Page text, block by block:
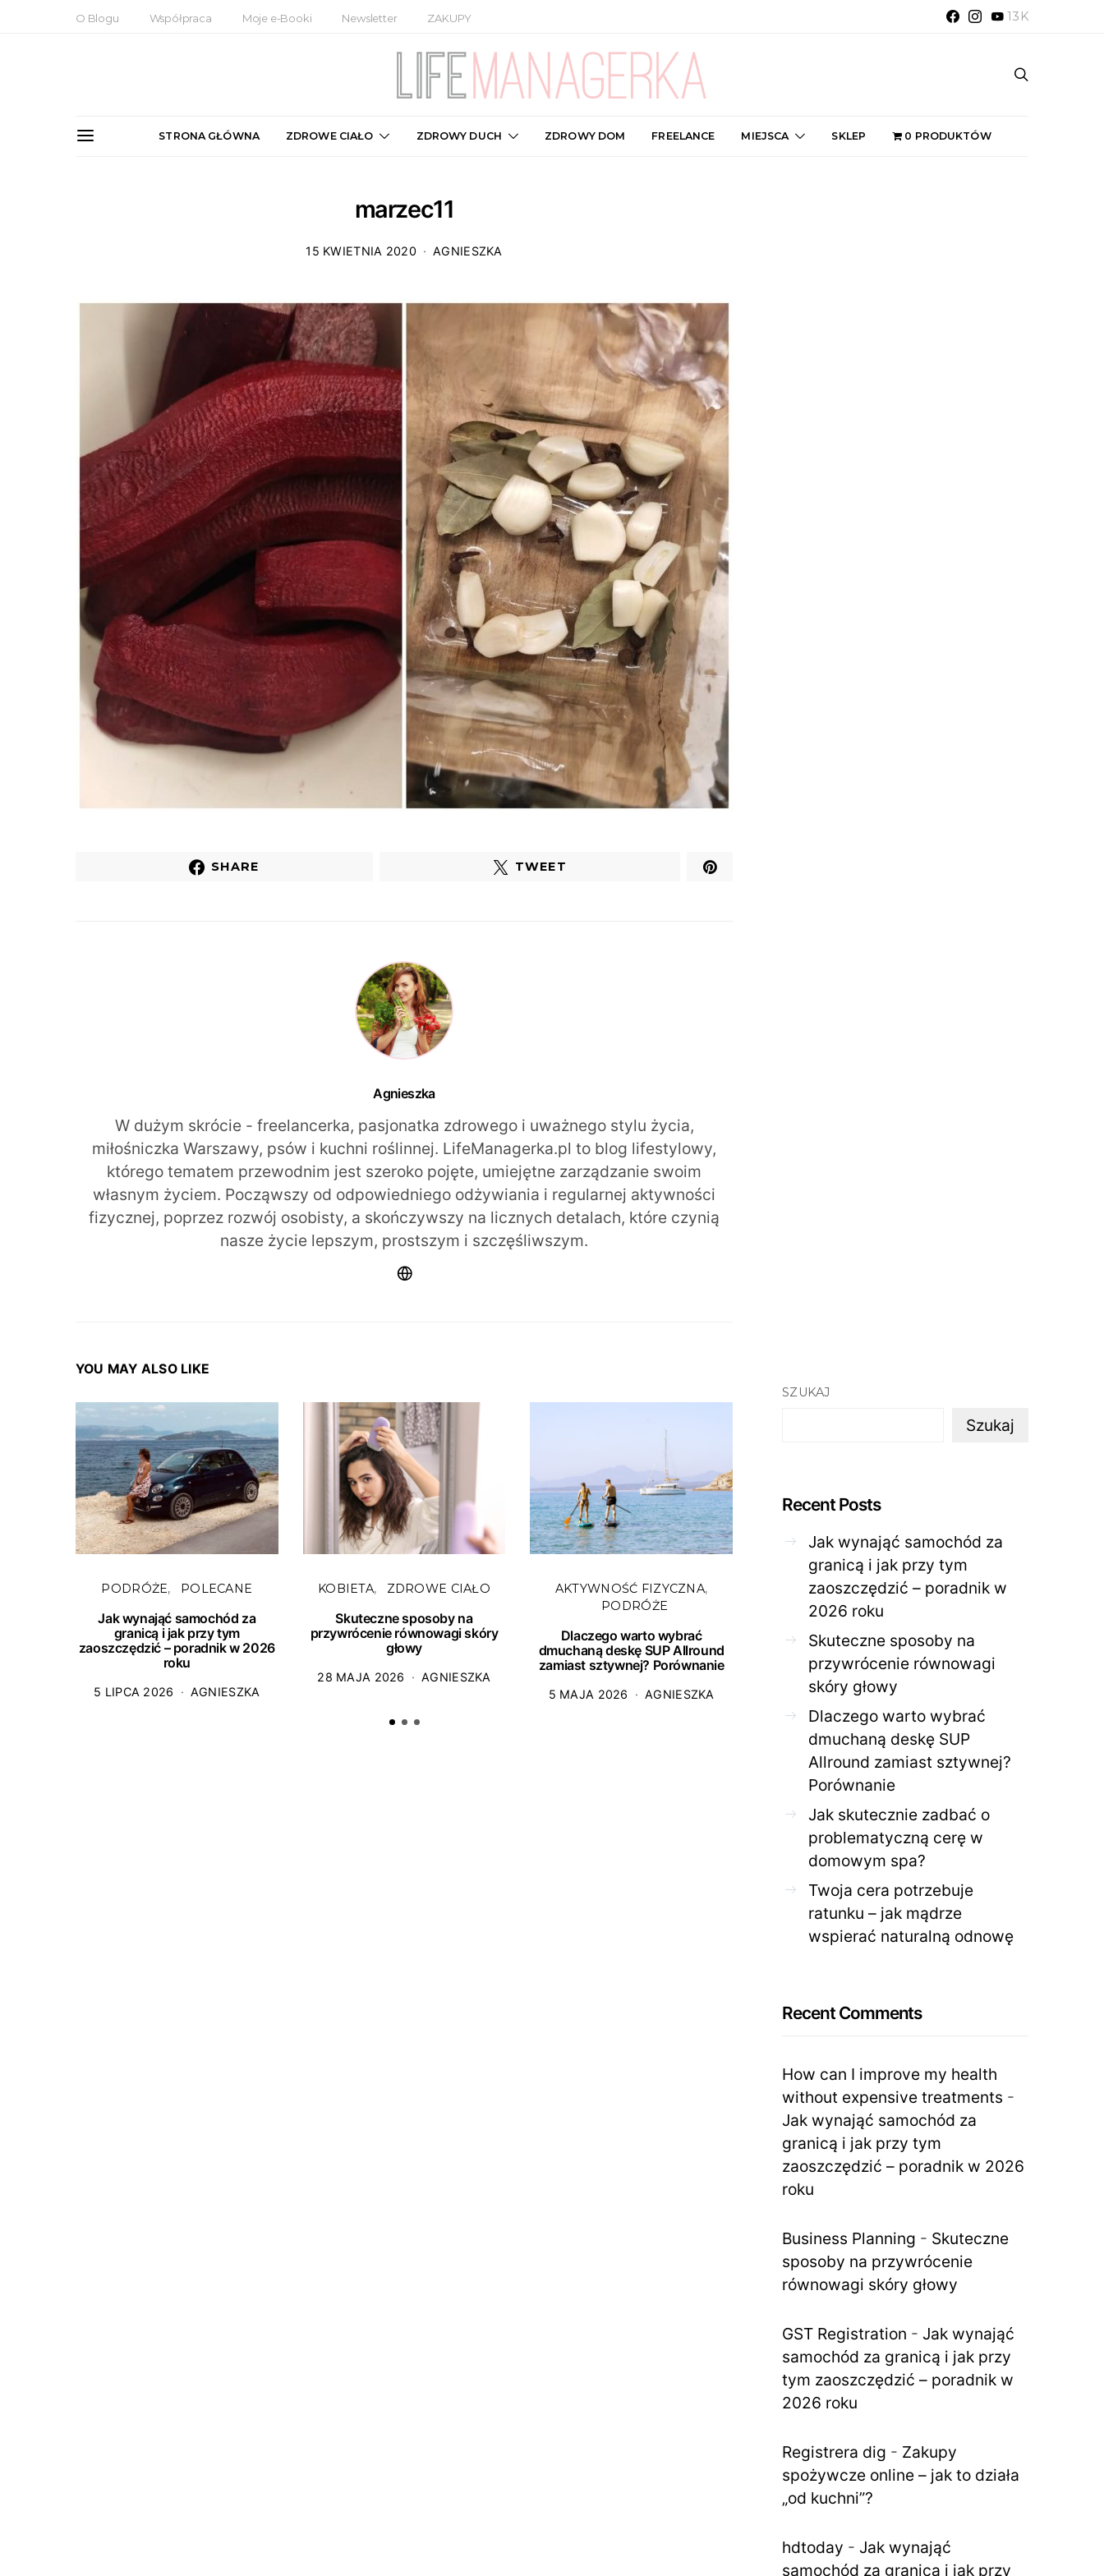
O Blogu Współpraca Moje e-Booki Newsletter ZAKUPY 13K
STRONA GŁÓWNA ZDROWE CIAŁO ZDROWY DUCH ZDROWY DOM FREELANCE MIEJSCA SKLEP 0 PRODUKTÓW
marzec11
15 KWIETNIA 2020 AGNIESZKA
SHARE TWEET
Agnieszka
W dużym skrócie - freelancerka, pasjonatka zdrowego i uważnego stylu życia,
miłośniczka Warszawy, psów i kuchni roślinnej. LifeManagerka.pl to blog lifestylowy,
którego tematem przewodnim jest szeroko pojęte, umiejętne zarządzanie swoim
własnym życiem. Począwszy od odpowiedniego odżywiania i regularnej aktywności
fizycznej, poprzez rozwój osobisty, a skończywszy na licznych detalach, które czynią
nasze życie lepszym, prostszym i szczęśliwszym.
YOU MAY ALSO LIKE
PODRÓŻE POLECANE
Jak wynająć samochód za
granicą i jak przy tym
zaoszczędzić – poradnik w 2026
roku
5 LIPCA 2026 AGNIESZKA
KOBIETA ZDROWE CIAŁO
Skuteczne sposoby na
przywrócenie równowagi skóry
głowy
28 MAJA 2026 AGNIESZKA
AKTYWNOŚĆ FIZYCZNA
PODRÓŻE
Dlaczego warto wybrać
dmuchaną deskę SUP Allround
zamiast sztywnej? Porównanie
5 MAJA 2026 AGNIESZKA
ZDROWE CIAŁO
Jak skutecznie zadbać o
problematyczną cerę w
domowym spa?
28 KWIETNIA 2026 27 KWIETNIA 2026
SZUKAJ
Szukaj
Recent Posts
Jak wynająć samochód za
granicą i jak przy tym
zaoszczędzić – poradnik w
2026 roku
Skuteczne sposoby na
przywrócenie równowagi
skóry głowy
Dlaczego warto wybrać
dmuchaną deskę SUP
Allround zamiast sztywnej?
Porównanie
Jak skutecznie zadbać o
problematyczną cerę w
domowym spa?
Twoja cera potrzebuje
ratunku – jak mądrze
wspierać naturalną odnowę
Recent Comments
How can I improve my health
without expensive treatments -
Jak wynająć samochód za
granicą i jak przy tym
zaoszczędzić – poradnik w 2026
roku
Business Planning - Skuteczne
sposoby na przywrócenie
równowagi skóry głowy
GST Registration - Jak wynająć
samochód za granicą i jak przy
tym zaoszczędzić – poradnik w
2026 roku
Registrera dig - Zakupy
spożywcze online – jak to działa
„od kuchni”?
hdtoday - Jak wynająć
samochód za granicą i jak przy